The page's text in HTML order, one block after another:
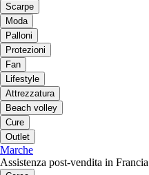
Scarpe
Moda
Palloni
Protezioni
Fan
Lifestyle
Attrezzatura
Beach volley
Cure
Outlet
Marche
Assistenza post-vendita in Francia